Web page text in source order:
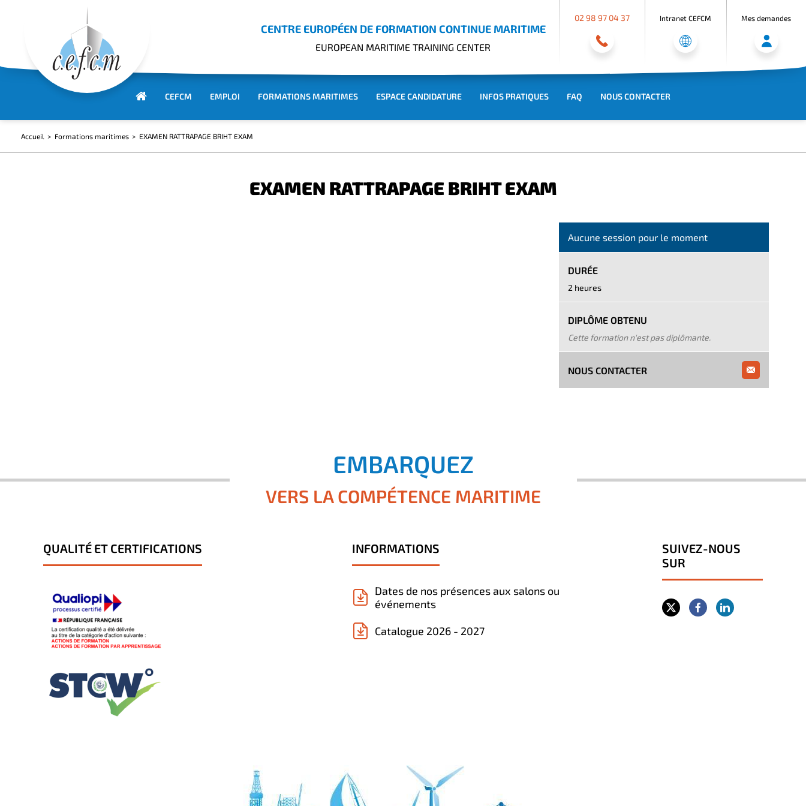
CENTRE EUROPÉEN DE FORMATION CONTINUE MARITIME
EUROPEAN MARITIME TRAINING CENTER
02 98 97 04 37 Intranet CEFCM Mes demandes
CEFCM EMPLOI FORMATIONS MARITIMES ESPACE CANDIDATURE INFOS PRATIQUES FAQ NOUS CONTACTER
Accueil Formations maritimes EXAMEN RATTRAPAGE BRIHT EXAM
EXAMEN RATTRAPAGE BRIHT EXAM
Aucune session pour le moment
DURÉE
2 heures
DIPLÔME OBTENU
Cette formation n'est pas diplômante.
NOUS CONTACTER
EMBARQUEZ
VERS LA COMPÉTENCE MARITIME
QUALITÉ ET CERTIFICATIONS INFORMATIONS
Dates de nos présences aux salons ou
événements
Catalogue 2026 - 2027
SUIVEZ-NOUS
SUR